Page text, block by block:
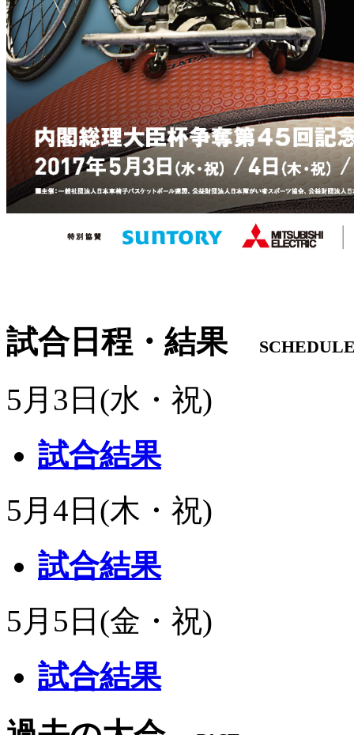
試合日程・結果
5月3日(水・祝)
試合結果
5月4日(木・祝)
試合結果
5月5日(金・祝)
試合結果